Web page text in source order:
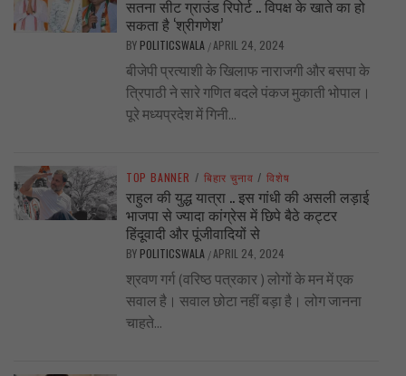
सतना सीट ग्राउंड रिपोर्ट .. विपक्ष के खाते का हो
सकता है ‘श्रीगणेश’
BY POLITICSWALA /APRIL 24, 2024
बीजेपी प्रत्याशी के खिलाफ नाराजगी और बसपा के
त्रिपाठी ने सारे गणित बदले पंकज मुकाती भोपाल।
पूरे मध्यप्रदेश में गिनी...
TOP BANNER / बिहार चुनाव / विशेष
राहुल की युद्ध यात्रा .. इस गांधी की असली लड़ाई
भाजपा से ज्यादा कांग्रेस में छिपे बैठे कट्टर
हिंदूवादी और पूंजीवादियों से
BY POLITICSWALA /APRIL 24, 2024
श्रवण गर्ग (वरिष्ठ पत्रकार ) लोगों के मन में एक
सवाल है। सवाल छोटा नहीं बड़ा है। लोग जानना
चाहते...